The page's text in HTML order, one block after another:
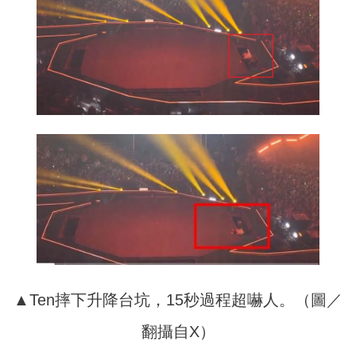
▲Ten摔下升降台坑，15秒過程超嚇人。（圖／
翻攝自X）